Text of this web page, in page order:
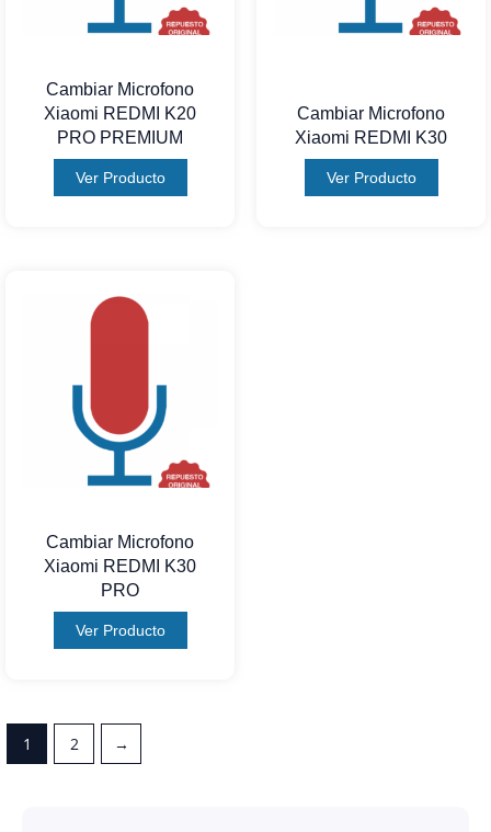
Cambiar Microfono
Xiaomi REDMI K20
PRO PREMIUM
Ver Producto
Cambiar Microfono
Xiaomi REDMI K30
Ver Producto
Cambiar Microfono
Xiaomi REDMI K30
PRO
Ver Producto
1 2 →